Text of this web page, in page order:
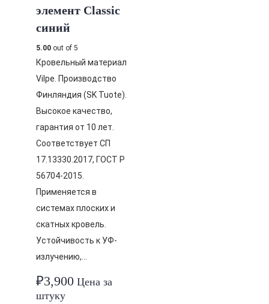
элемент Classic
синий
5.00 out of 5
Кровельный материал
Vilpe. Производство
Финляндия (SK Tuote).
Высокое качество,
гарантия от 10 лет.
Соответствует СП
17.13330.2017, ГОСТ Р
56704-2015.
Применяется в
системах плоских и
скатных кровель.
Устойчивость к УФ-
излучению,…
₽3,900 Цена за
штуку